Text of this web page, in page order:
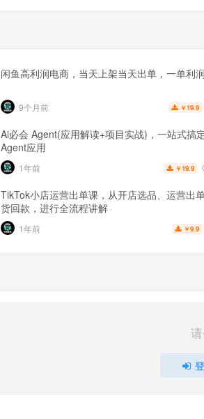
闲鱼高利润电商，当天上架当天出单，一单利
9个月前 ￥ 19.9
Ai必会 Agent(应用解读+项目实战)，一站式搞
Agent应用
1年前 ￥ 19.9
TikTok小店运营出单课，从开店选品、运营出
货回款，进行全流程讲解
1年前 ￥9.9